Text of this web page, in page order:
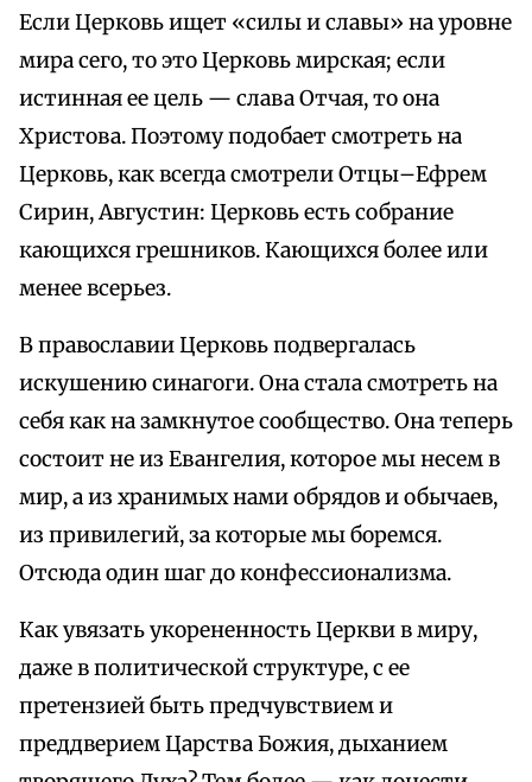
Если Церковь ищет «силы и славы» на уровне
мира сего, то это Церковь мирская; если
истинная ее цель — слава Отчая, то она
Христова. Поэтому подобает смотреть на
Церковь, как всегда смотрели Отцы–Ефрем
Сирин, Августин: Церковь есть собрание
кающихся грешников. Кающихся более или
менее всерьез.
В православии Церковь подвергалась
искушению синагоги. Она стала смотреть на
себя как на замкнутое сообщество. Она теперь
состоит не из Евангелия, которое мы несем в
мир, а из хранимых нами обрядов и обычаев,
из привилегий, за которые мы боремся.
Отсюда один шаг до конфессионализма.
Как увязать укорененность Церкви в миру,
даже в политической структуре, с ее
претензией быть предчувствием и
преддверием Царства Божия, дыханием